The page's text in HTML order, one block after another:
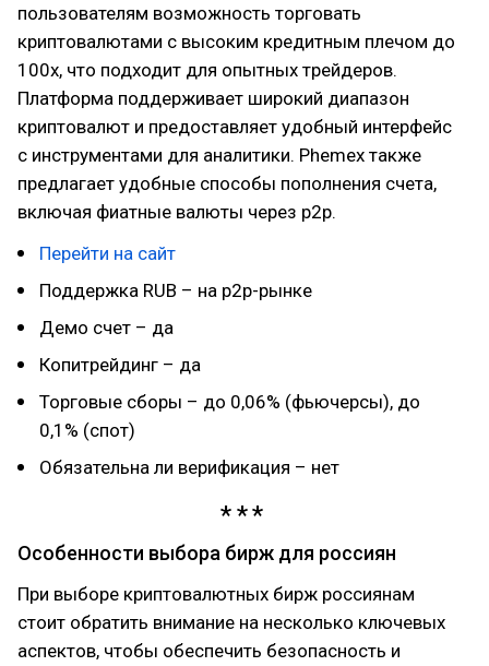
пользователям возможность торговать
криптовалютами с высоким кредитным плечом до
100x, что подходит для опытных трейдеров.
Платформа поддерживает широкий диапазон
криптовалют и предоставляет удобный интерфейс
с инструментами для аналитики. Phemex также
предлагает удобные способы пополнения счета,
включая фиатные валюты через p2p.
Перейти на сайт
Поддержка RUB – на p2p-рынке
Демо счет – да
Копитрейдинг – да
Торговые сборы – до 0,06% (фьючерсы), до
0,1% (спот)
Обязательна ли верификация – нет
Особенности выбора бирж для россиян
При выборе криптовалютных бирж россиянам
стоит обратить внимание на несколько ключевых
аспектов, чтобы обеспечить безопасность и